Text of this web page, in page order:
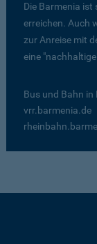
Die Barmenia
erreichen. Auch
zur Anreise mit
eine
Bus und Bahn in
vrr.barmenia.de